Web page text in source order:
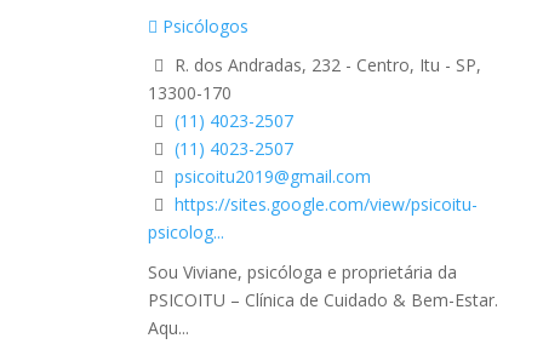
Psicólogos
R. dos Andradas, 232 - Centro, Itu - SP,
13300-170
(11) 4023-2507
(11) 4023-2507
psicoitu2019@gmail.com
https://sites.google.com/view/psicoitu-
psicolog...
Sou Viviane, psicóloga e proprietária da
PSICOITU – Clínica de Cuidado & Bem-Estar.
Aqu...